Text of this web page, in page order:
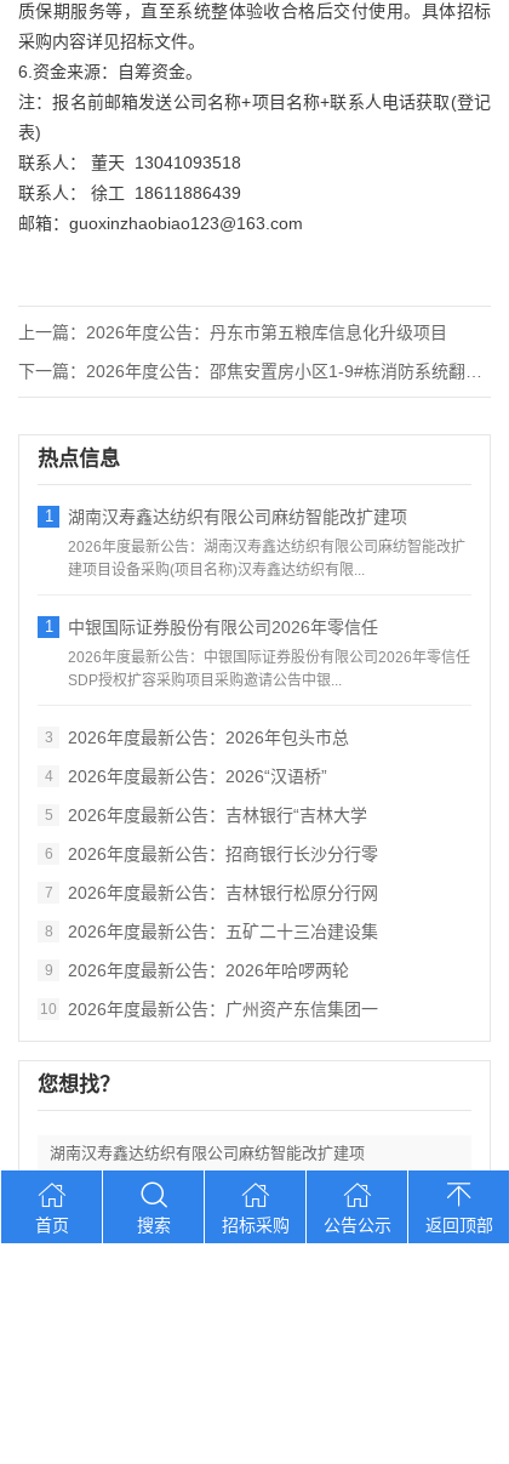
质保期服务等，直至系统整体验收合格后交付使用。具体招标
采购内容详见招标文件。
6.资金来源：自筹资金。
注：报名前邮箱发送公司名称+项目名称+联系人电话获取(登记
表)
联系人： 董天 13041093518
联系人： 徐工 18611886439
邮箱：guoxinzhaobiao123@163.com
上一篇： 2026年度公告：丹东市第五粮库信息化升级项目
下一篇： 2026年度公告：邵焦安置房小区1-9#栋消防系统翻新项目公
热点信息
1 湖南汉寿鑫达纺织有限公司麻纺智能改扩建项
2026年度最新公告：湖南汉寿鑫达纺织有限公司麻纺智能改扩
建项目设备采购(项目名称)汉寿鑫达纺织有限...
1 中银国际证券股份有限公司2026年零信任
2026年度最新公告：中银国际证券股份有限公司2026年零信任
SDP授权扩容采购项目采购邀请公告中银...
3 2026年度最新公告：2026年包头市总
4 2026年度最新公告：2026“汉语桥”
5 2026年度最新公告：吉林银行“吉林大学
6 2026年度最新公告：招商银行长沙分行零
7 2026年度最新公告：吉林银行松原分行网
8 2026年度最新公告：五矿二十三冶建设集
9 2026年度最新公告：2026年哈啰两轮
10 2026年度最新公告：广州资产东信集团一
您想找？
湖南汉寿鑫达纺织有限公司麻纺智能改扩建项
中银国际证券股份有限公司2026年零信任
首页 搜索 招标采购 公告公示 返回顶部